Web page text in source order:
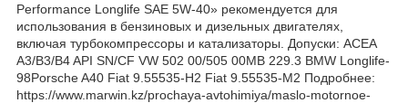
Performance Longlife SAE 5W-40» рекомендуется для
использования в бензиновых и дизельных двигателях,
включая турбокомпрессоры и катализаторы. Допуски: ACEA
A3/B3/B4 API SN/CF VW 502 00/505 00MB 229.3 BMW Longlife-
98Porsche A40 Fiat 9.55535-H2 Fiat 9.55535-M2 Подробнее:
https://www.marwin.kz/prochaya-avtohimiya/maslo-motornoe-